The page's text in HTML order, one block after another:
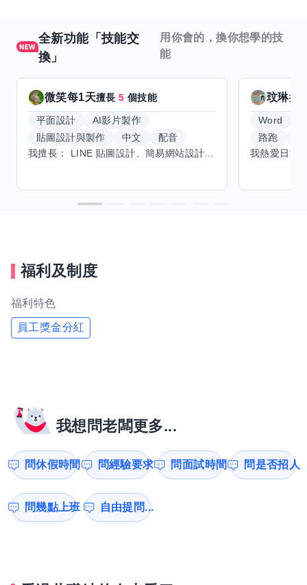
全新功能「技能交
換」
用你會的，換你想學的技
能
微笑每1天擅長5 個技能
平面設計
AI影片製作
貼圖設計與製作
中文
配音
玟琳擅
Word
路跑
福利及制度
福利特色
員工獎金分紅
我想問老闆更多...
問休假時間 問經驗要求 問面試時間 問是否招人
問幾點上班 自由提問...